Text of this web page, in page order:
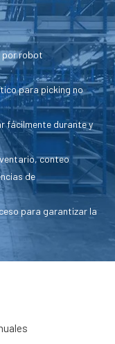
por robot
para picking no
fácilmente durante y
conteo
de
para garantizar la